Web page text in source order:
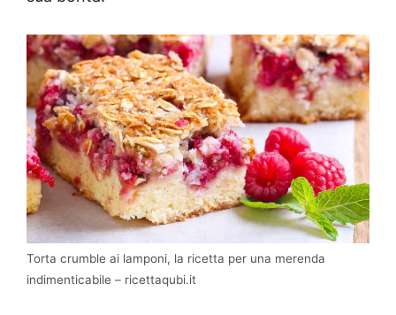
Torta crumble ai lamponi, la ricetta per una merenda
indimenticabile – ricettaqubi.it